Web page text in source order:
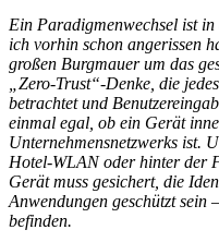
Ein Paradigmenwechsel ist
ich vorhin schon angerissen
großen Burgmauer um das
„Zero-Trust“-Denke, die
betrachtet und
einmal egal, ob ein Gerät
Unternehmensnetzwerks ist.
Hotel-WLAN oder hinter der
Gerät muss gesichert, die
Anwendungen geschützt sein
befinden.